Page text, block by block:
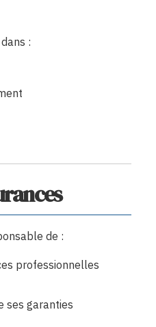
:
de :
professionnelles
ses garanties